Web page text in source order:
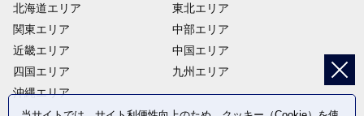
北海道エリア
関東エリア
近畿エリア
四国エリア
沖縄エリア
東北エリア
中部エリア
中国エリア
九州エリア